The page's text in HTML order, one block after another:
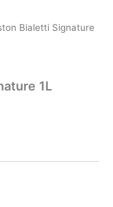
Bialetti Signature
1L